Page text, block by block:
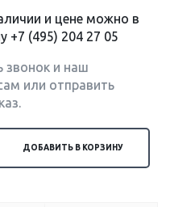
и цене можно в
+7 (495) 204 27 05
звонок и наш
или отправить
ДОБАВИТЬ В КОРЗИНУ